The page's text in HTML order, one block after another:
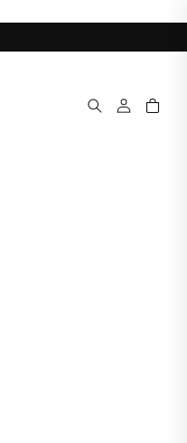
EinloggenWarenkorb